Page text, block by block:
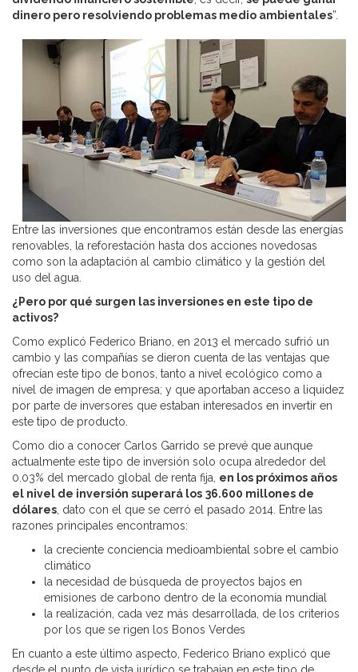
dinero pero resolviendo problemas medio ambientales”.
Entre las inversiones que encontramos están desde las energías
renovables, la reforestación hasta dos acciones novedosas
como son la adaptación al cambio climático y la gestión del
uso del agua.
¿Pero por qué surgen las inversiones en este tipo de
activos?
Como explicó Federico Briano, en 2013 el mercado sufrió un
cambio y las compañías se dieron cuenta de las ventajas que
ofrecían este tipo de bonos, tanto a nivel ecológico como a
nivel de imagen de empresa; y que aportaban acceso a liquidez
por parte de inversores que estaban interesados en invertir en
este tipo de producto.
Como dio a conocer Carlos Garrido se prevé que aunque
actualmente este tipo de inversión solo ocupa alrededor del
0.03% del mercado global de renta fija, en los próximos años
el nivel de inversión superará los 36.600 millones de
dólares , dato con el que se cerró el pasado 2014. Entre las
razones principales encontramos:
la creciente conciencia medioambiental sobre el cambio
climático
la necesidad de búsqueda de proyectos bajos en
emisiones de carbono dentro de la economía mundial
la realización, cada vez más desarrollada, de los criterios
por los que se rigen los Bonos Verdes
En cuanto a este último aspecto, Federico Briano explicó que